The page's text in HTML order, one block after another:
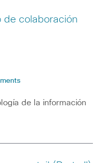
de colaboración
de la información